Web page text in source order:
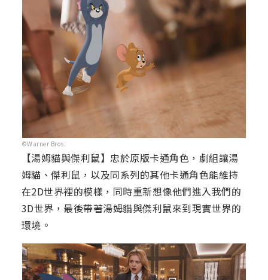
©Warner Bros.
【湯姆貓與傑利鼠】忠於原版卡通角色，劇組讓湯
姆貓、傑利鼠，以及同系列的其他卡通角色能維持
在2D世界裡的模樣，同時重新想像他們進入我們的
3D世界，最後帶著湯姆貓與傑利鼠來到現實世界的
環境。